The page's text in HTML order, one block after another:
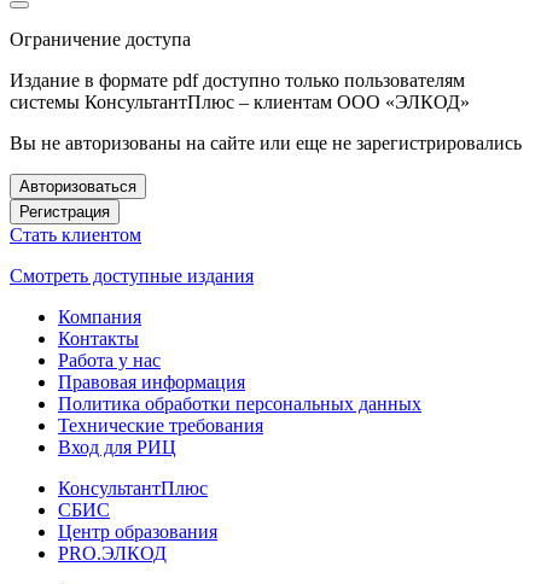
Ограничение доступа
Издание в формате pdf доступно только пользователям
системы КонсультантПлюс – клиентам ООО «ЭЛКОД»
Вы не авторизованы на сайте или еще не зарегистрировались
Авторизоваться
Регистрация
Стать клиентом
Смотреть доступные издания
Компания
Контакты
Работа у нас
Правовая информация
Политика обработки персональных данных
Технические требования
Вход для РИЦ
КонсультантПлюс
СБИС
Центр образования
PRO.ЭЛКОД